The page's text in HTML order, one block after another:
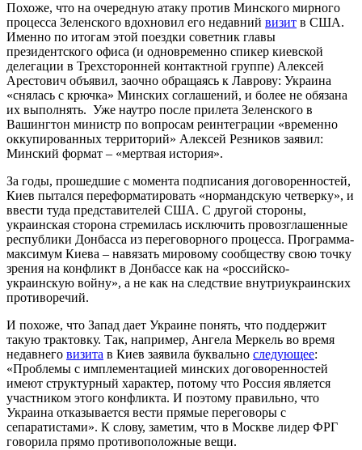
Похоже, что на очередную атаку против Минского мирного
процесса Зеленского вдохновил его недавний визит в США.
Именно по итогам этой поездки советник главы
президентского офиса (и одновременно спикер киевской
делегации в Трехсторонней контактной группе) Алексей
Арестович объявил, заочно обращаясь к Лаврову: Украина
«снялась с крючка» Минских соглашений, и более не обязана
их выполнять. Уже наутро после прилета Зеленского в
Вашингтон министр по вопросам реинтеграции «временно
оккупированных территорий» Алексей Резников заявил:
Минский формат – «мертвая история».
За годы, прошедшие с момента подписания договоренностей,
Киев пытался переформатировать «нормандскую четверку», и
ввести туда представителей США. С другой стороны,
украинская сторона стремилась исключить провозглашенные
республики Донбасса из переговорного процесса. Программа-
максимум Киева – навязать мировому сообществу свою точку
зрения на конфликт в Донбассе как на «российско-
украинскую войну», а не как на следствие внутриукраинских
противоречий.
И похоже, что Запад дает Украине понять, что поддержит
такую трактовку. Так, например, Ангела Меркель во время
недавнего визита в Киев заявила буквально следующее:
«Проблемы с имплементацией минских договоренностей
имеют структурный характер, потому что Россия является
участником этого конфликта. И поэтому правильно, что
Украина отказывается вести прямые переговоры с
сепаратистами». К слову, заметим, что в Москве лидер ФРГ
говорила прямо противоположные вещи.